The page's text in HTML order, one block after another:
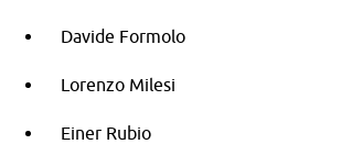
Davide Formolo
Lorenzo Milesi
Einer Rubio